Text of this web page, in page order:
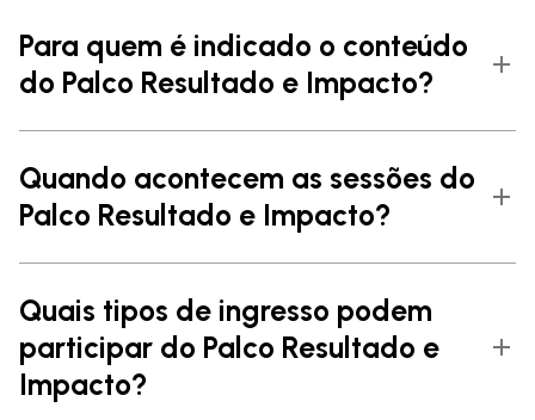
Para quem é indicado o conteúdo
do Palco Resultado e Impacto?
Quando acontecem as sessões do
Palco Resultado e Impacto?
Quais tipos de ingresso podem
participar do Palco Resultado e
Impacto?